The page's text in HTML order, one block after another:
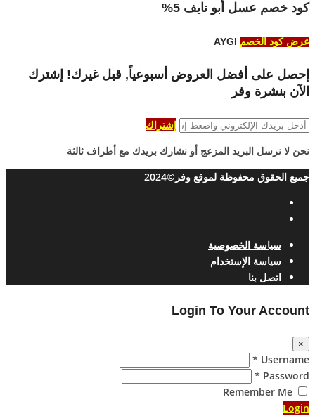
كود خصم عسل أبو نايف 5%
عرض كود الخصم
إحصل على أفضل العروض أسبوعياً, قبل غيرك! إشترك
الآن بنشرة وفر
إشتراك
نحن لا نرسل البريد المزعج أو نشارك بريدك مع أطراف ثالثة
جميع الحقوق محفوظة لموقع وفر©2024
سياسة الخصوصية
سياسة الإستخدام
اتصل بنا
Login To Your Account
×
Username *
Password *
Remember Me
Login